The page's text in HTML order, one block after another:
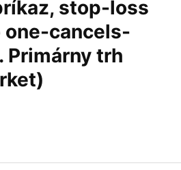
stop-loss
one-cancels-
Primárny trh